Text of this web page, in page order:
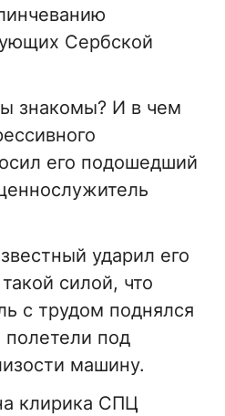
Сербской
знакомы? И в чем
его подошедший
ударил его
силой, что
с трудом поднялся
полетели под
машину.
клирика СПЦ